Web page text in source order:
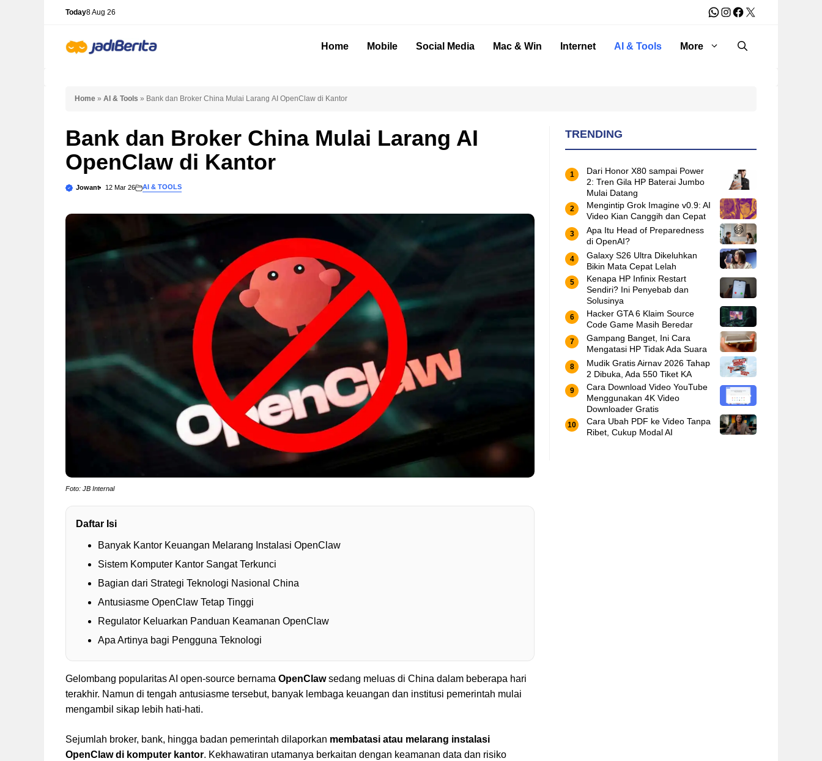
Today8 Aug 26 WhatsApp
Instagram
Facebook
X
Home Mobile Social Media Mac & Win Internet AI & Tools More
Home » AI & Tools » Bank dan Broker China Mulai Larang AI OpenClaw di Kantor
Bank dan Broker China Mulai Larang AI
OpenClaw di Kantor
Jowant 12 Mar 26 AI & TOOLS
Foto: JB Internal
Daftar Isi
Banyak Kantor Keuangan Melarang Instalasi OpenClaw
Sistem Komputer Kantor Sangat Terkunci
Bagian dari Strategi Teknologi Nasional China
Antusiasme OpenClaw Tetap Tinggi
Regulator Keluarkan Panduan Keamanan OpenClaw
Apa Artinya bagi Pengguna Teknologi
Gelombang popularitas AI open-source bernama OpenClawsedang meluas di China dalam beberapa hari
terakhir. Namun di tengah antusiasme tersebut, banyak lembaga keuangan dan institusi pemerintah mulai
mengambil sikap lebih hati-hati.
Sejumlah broker, bank, hingga badan pemerintah dilaporkan membatasi atau melarang instalasi
OpenClaw di komputer kantor. Kekhawatiran utamanya berkaitan dengan keamanan data dan risiko
TRENDING
Dari Honor X80 sampai Power
2: Tren Gila HP Baterai Jumbo
Mulai Datang
Mengintip Grok Imagine v0.9: AI
Video Kian Canggih dan Cepat
Apa Itu Head of Preparedness
di OpenAI?
Galaxy S26 Ultra Dikeluhkan
Bikin Mata Cepat Lelah
Kenapa HP Infinix Restart
Sendiri? Ini Penyebab dan
Solusinya
Hacker GTA 6 Klaim Source
Code Game Masih Beredar
Gampang Banget, Ini Cara
Mengatasi HP Tidak Ada Suara
Mudik Gratis Airnav 2026 Tahap
2 Dibuka, Ada 550 Tiket KA
Cara Download Video YouTube
Menggunakan 4K Video
Downloader Gratis
Cara Ubah PDF ke Video Tanpa
Ribet, Cukup Modal AI